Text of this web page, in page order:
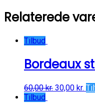
Relaterede
Tilbud
Bordeaux
60,00kr. 30,00 kr.
Tilbud